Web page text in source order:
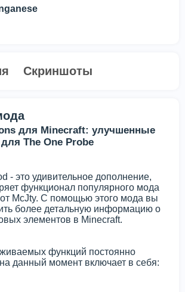
Скриншоты
для Minecraft: улучшенные
The One Probe
- это удивительное дополнение,
функционал популярного мода
McJty. С помощью этого мода вы
более детальную информацию о
элементов в Minecraft.
функций постоянно
данный момент включает в себя: